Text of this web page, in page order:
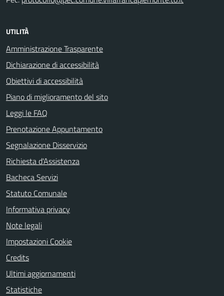
UTILITÀ
Amministrazione Trasparente
Dichiarazione di accessibilità
Obiettivi di accessibilità
Piano di miglioramento del sito
Leggi le FAQ
Prenotazione Appuntamento
Segnalazione Disservizio
Richiesta d'Assistenza
Bacheca Servizi
Statuto Comunale
Informativa privacy
Note legali
Impostazioni Cookie
Credits
Ultimi aggiornamenti
Statistiche